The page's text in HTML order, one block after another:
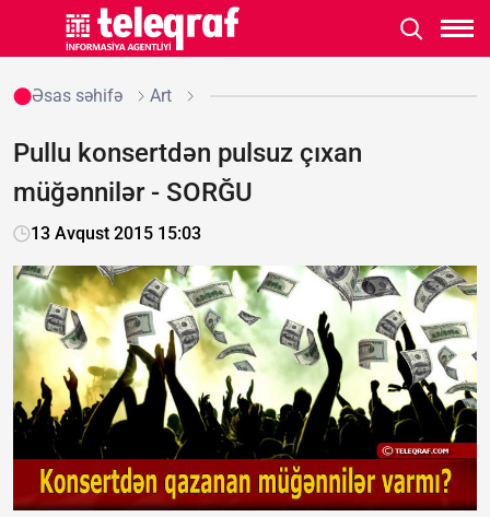
Əsas səhifə Art
Pullu konsertdən pulsuz çıxan
müğənnilər - SORĞU
13 Avqust 2015 15:03